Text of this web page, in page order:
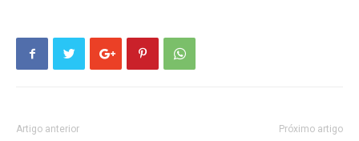
Artigo anterior Próximo artigo